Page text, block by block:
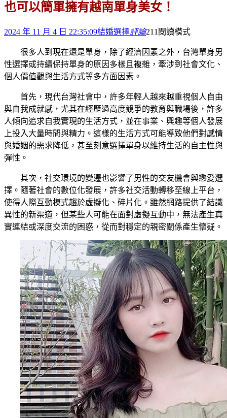
也可以簡單擁有越南單身美女！
2024 年 11 月 4 日 22:35:09結婚選擇評論211 閱讀模式
很多人到現在還是單身，除了經濟因素之外，台灣單身男
性選擇或持續保持單身的原因多樣且複雜，牽涉到社會文化、
個人價值觀與生活方式等多方面因素。
首先，現代台灣社會中，許多年輕人越來越重視個人自由
與自我成就感，尤其在經歷過高度競爭的教育與職場後，許多
人傾向追求自我實現的生活方式，並在事業、興趣等個人發展
上投入大量時間與精力。這樣的生活方式可能導致他們對感情
與婚姻的需求降低，甚至刻意選擇單身以維持生活的自主性與
彈性。
其次，社交環境的變遷也影響了男性的交友機會與戀愛選
擇。隨著社會的數位化發展，許多社交活動轉移至線上平台，
使得人際互動模式趨於虛擬化、碎片化。雖然網路提供了結識
異性的新渠道，但某些人可能在面對虛擬互動中，無法產生真
實連結或深度交流的困惑，從而對穩定的親密關係產生懷疑。